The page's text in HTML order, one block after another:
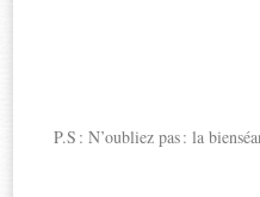
P.S : N’oubliez pas : la